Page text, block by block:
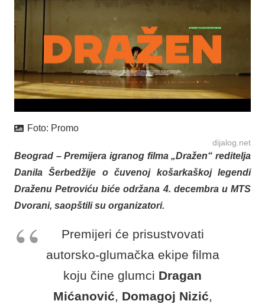
Foto: Promo
dijalog.net
Beograd – Premijera igranog filma „Dražen“ reditelja
Danila Šerbedžije o čuvenoj košarkaškoj legendi
Draženu Petroviću biće održana 4. decembra u MTS
Dvorani, saopštili su organizatori.
Premijeri će prisustvovati
autorsko-glumačka ekipe filma
koju čine glumci Dragan
Mićanović, Domagoj Nizić,